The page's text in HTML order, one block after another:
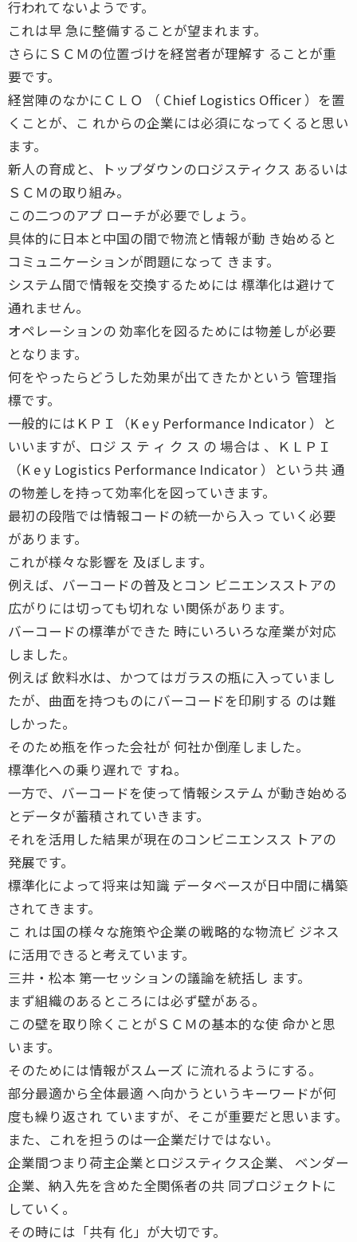
行われてないようです。
これは早 急に整備することが望まれます。
さらにＳＣＭの位置づけを経営者が理解す ることが重
要です。
経営陣のなかにＣＬＯ （ Chief Logistics Officer ）を置
くことが、こ れからの企業には必須になってくると思い
ます。
新人の育成と、トップダウンのロジスティクス あるいは
ＳＣＭの取り組み。
この二つのアプ ローチが必要でしょう。
具体的に日本と中国の間で物流と情報が動 き始めると
コミュニケーションが問題になって きます。
システム間で情報を交換するためには 標準化は避けて
通れません。
オペレーションの 効率化を図るためには物差しが必要
となります。
何をやったらどうした効果が出てきたかという 管理指
標です。
一般的にはＫＰＩ（K e y Performance Indicator ）と
いいますが、ロジ ス テ ィ ク ス の 場合は 、ＫＬＰＩ
（K e y Logistics Performance Indicator ）という共 通
の物差しを持って効率化を図っていきます。
最初の段階では情報コードの統一から入っ ていく必要
があります。
これが様々な影響を 及ぼします。
例えば、バーコードの普及とコン ビニエンスストアの
広がりには切っても切れな い関係があります。
バーコードの標準ができた 時にいろいろな産業が対応
しました。
例えば 飲料水は、かつてはガラスの瓶に入っていまし
たが、曲面を持つものにバーコードを印刷する のは難
しかった。
そのため瓶を作った会社が 何社か倒産しました。
標準化への乗り遅れで すね。
一方で、バーコードを使って情報システム が動き始める
とデータが蓄積されていきます。
それを活用した結果が現在のコンビニエンスス トアの
発展です。
標準化によって将来は知識 データベースが日中間に構築
されてきます。
こ れは国の様々な施策や企業の戦略的な物流ビ ジネス
に活用できると考えています。
三井・松本 第一セッションの議論を統括し ます。
まず組織のあるところには必ず壁がある。
この壁を取り除くことがＳＣＭの基本的な使 命かと思
います。
そのためには情報がスムーズ に流れるようにする。
部分最適から全体最適 へ向かうというキーワードが何
度も繰り返され ていますが、そこが重要だと思います。
また、これを担うのは一企業だけではない。
企業間つまり荷主企業とロジスティクス企業、 ベンダー
企業、納入先を含めた全関係者の共 同プロジェクトに
していく。
その時には「共有 化」が大切です。